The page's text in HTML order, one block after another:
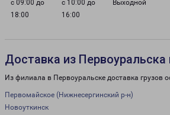
с 09:00 до
18:00
с 10:00 до
16:00
Выходной
Доставка из Первоуральска
Из филиала в Первоуральске доставка грузов
Первомайское (Нижнесергинский р-н)
Новоуткинск